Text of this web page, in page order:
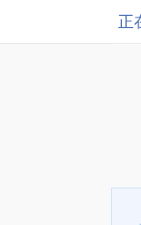
正